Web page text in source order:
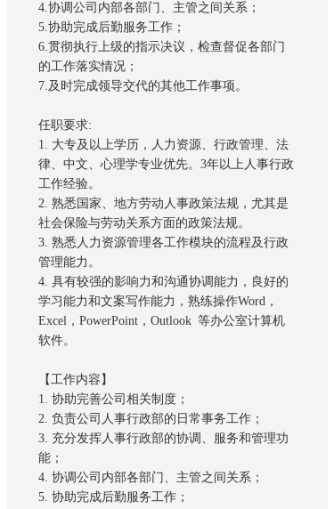
4.协调公司内部各部门、主管之间关系；
5.协助完成后勤服务工作；
6.贯彻执行上级的指示决议，检查督促各部门
的工作落实情况；
7.及时完成领导交代的其他工作事项。
任职要求:
1. 大专及以上学历，人力资源、行政管理、法
律、中文、心理学专业优先。3年以上人事行政
工作经验。
2. 熟悉国家、地方劳动人事政策法规，尤其是
社会保险与劳动关系方面的政策法规。
3. 熟悉人力资源管理各工作模块的流程及行政
管理能力。
4. 具有较强的影响力和沟通协调能力，良好的
学习能力和文案写作能力，熟练操作Word，
Excel，PowerPoint，Outlook 等办公室计算机
软件。
【工作内容】
1. 协助完善公司相关制度；
2. 负责公司人事行政部的日常事务工作；
3. 充分发挥人事行政部的协调、服务和管理功
能；
4. 协调公司内部各部门、主管之间关系；
5. 协助完成后勤服务工作；